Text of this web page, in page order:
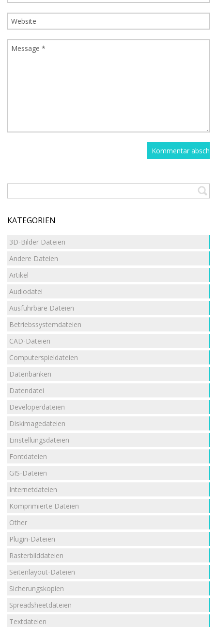
KATEGORIEN
3D-Bilder Dateien
Andere Dateien
Artikel
Audiodatei
Ausführbare Dateien
Betriebssystemdateien
CAD-Dateien
Computerspieldateien
Datenbanken
Datendatei
Developerdateien
Diskimagedateien
Einstellungsdateien
Fontdateien
GIS-Dateien
Internetdateien
Komprimierte Dateien
Other
Plugin-Dateien
Rasterbilddateien
Seitenlayout-Dateien
Sicherungskopien
Spreadsheetdateien
Textdateien